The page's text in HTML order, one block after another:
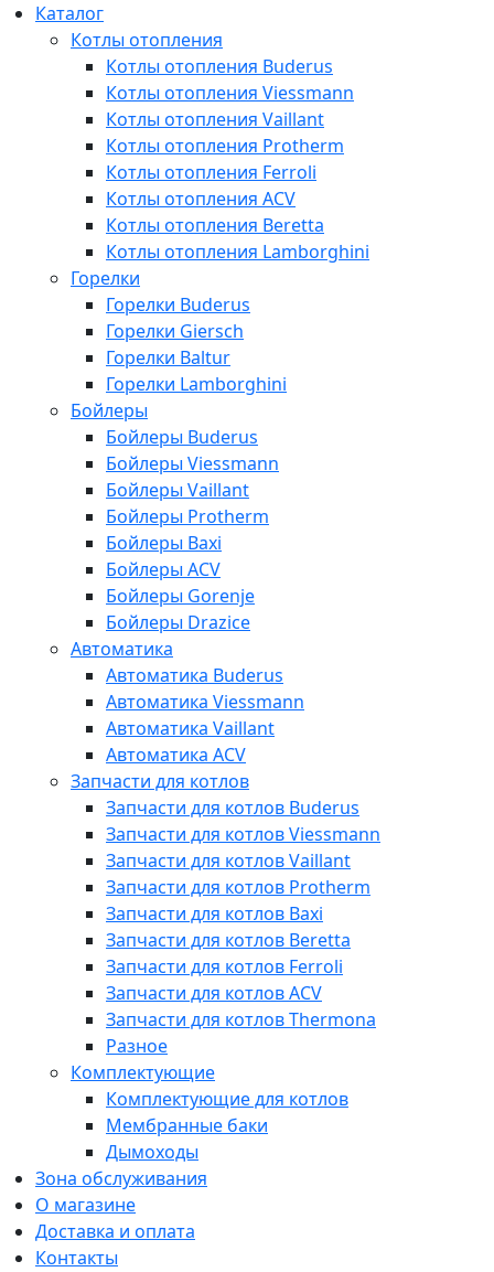
Каталог
Котлы отопления
Котлы отопления Buderus
Котлы отопления Viessmann
Котлы отопления Vaillant
Котлы отопления Protherm
Котлы отопления Ferroli
Котлы отопления ACV
Котлы отопления Beretta
Котлы отопления Lamborghini
Горелки
Горелки Buderus
Горелки Giersch
Горелки Baltur
Горелки Lamborghini
Бойлеры
Бойлеры Buderus
Бойлеры Viessmann
Бойлеры Vaillant
Бойлеры Protherm
Бойлеры Baxi
Бойлеры ACV
Бойлеры Gorenje
Бойлеры Drazice
Автоматика
Автоматика Buderus
Автоматика Viessmann
Автоматика Vaillant
Автоматика ACV
Запчасти для котлов
Запчасти для котлов Buderus
Запчасти для котлов Viessmann
Запчасти для котлов Vaillant
Запчасти для котлов Protherm
Запчасти для котлов Baxi
Запчасти для котлов Beretta
Запчасти для котлов Ferroli
Запчасти для котлов ACV
Запчасти для котлов Thermona
Разное
Комплектующие
Комплектующие для котлов
Мембранные баки
Дымоходы
Зона обслуживания
О магазине
Доставка и оплата
Контакты